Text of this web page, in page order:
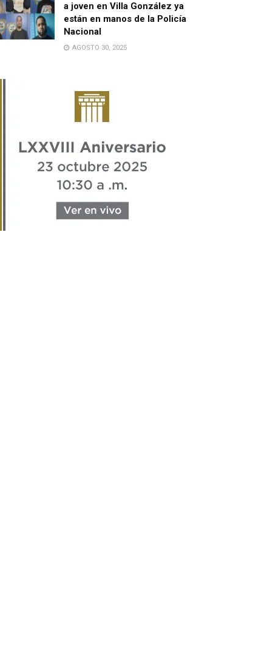
a joven en Villa González ya
están en manos de la Policía
Nacional
AGOSTO 30, 2025